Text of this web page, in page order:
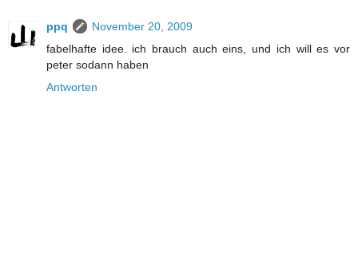
ppq
November 20, 2009
fabelhafte idee. ich brauch auch eins, und ich will es vor
peter sodann haben
Antworten